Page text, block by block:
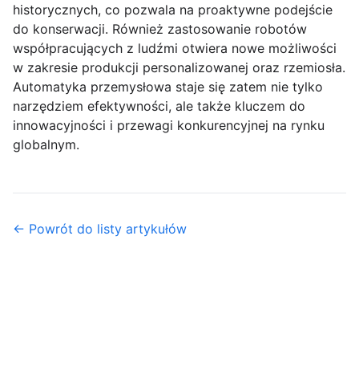
historycznych, co pozwala na proaktywne podejście
do konserwacji. Również zastosowanie robotów
współpracujących z ludźmi otwiera nowe możliwości
w zakresie produkcji personalizowanej oraz rzemiosła.
Automatyka przemysłowa staje się zatem nie tylko
narzędziem efektywności, ale także kluczem do
innowacyjności i przewagi konkurencyjnej na rynku
globalnym.
← Powrót do listy artykułów